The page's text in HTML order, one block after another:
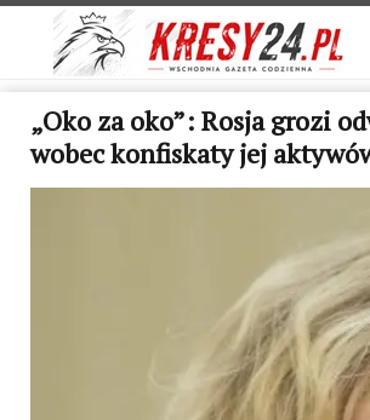
„Oko za oko”: Rosja grozi
wobec konfiskaty jej